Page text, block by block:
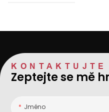
KONTAKTUJTE
Zeptejte se mě
Jméno